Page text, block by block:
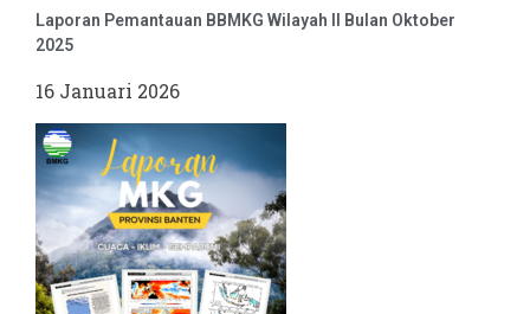
Laporan Pemantauan BBMKG Wilayah II Bulan Oktober
2025
16 Januari 2026